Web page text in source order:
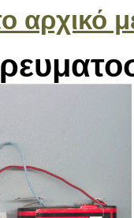
αρχικό